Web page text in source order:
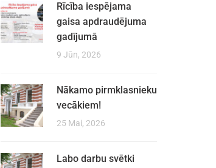
Rīcība iespējama
gaisa apdraudējuma
gadījumā
9 Jūn, 2026
Nākamo pirmklasnieku
vecākiem!
25 Mai, 2026
Labo darbu svētki